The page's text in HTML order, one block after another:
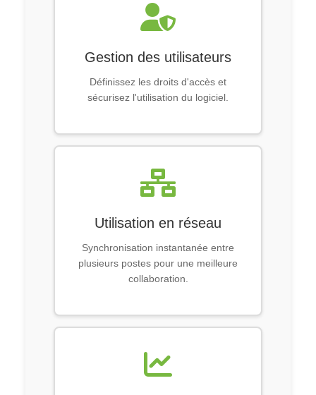
Gestion des utilisateurs
Définissez les droits d'accès et
sécurisez l'utilisation du logiciel.
Utilisation en réseau
Synchronisation instantanée entre
plusieurs postes pour une meilleure
collaboration.